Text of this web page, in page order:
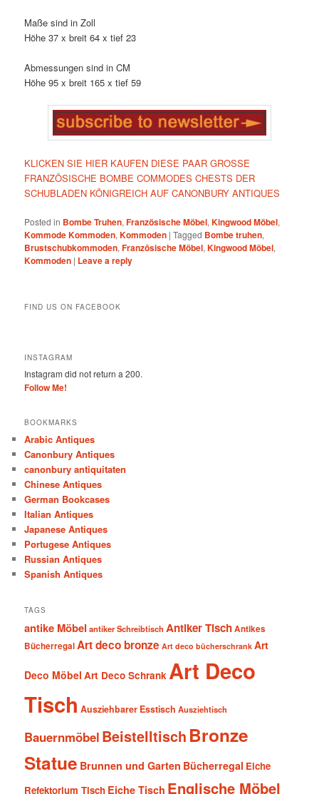
Maße sind in Zoll
Höhe 37 x breit 64 x tief 23
Abmessungen sind in CM
Höhe 95 x breit 165 x tief 59
KLICKEN SIE HIER KAUFEN DIESE PAAR GROSSE
FRANZÖSISCHE BOMBE COMMODES CHESTS DER
SCHUBLADEN KÖNIGREICH AUF CANONBURY ANTIQUES
Posted in Bombe Truhen,Französische Möbel,Kingwood Möbel,
Kommode Kommoden,Kommoden |Tagged Bombe truhen,
Brustschubkommoden,Französische Möbel,Kingwood Möbel,
Kommoden | Leave a reply
FIND US ON FACEBOOK
INSTAGRAM
Instagram did not return a 200.
Follow Me!
BOOKMARKS
Arabic Antiques
Canonbury Antiques
canonbury antiquitaten
Chinese Antiques
German Bookcases
Italian Antiques
Japanese Antiques
Portugese Antiques
Russian Antiques
Spanish Antiques
TAGS
antike Möbel antiker Schreibtisch Antiker TischAntikes
BücherregalArt deco bronze Art deco bücherschrank Art
Deco Möbel Art Deco Schrank Art Deco
Tisch Ausziehbarer Esstisch Ausziehtisch
Bauernmöbel Beistelltisch Bronze
Statue Brunnen und Garten Bücherregal Eiche
Refektorium Tisch Eiche Tisch Englische Möbel